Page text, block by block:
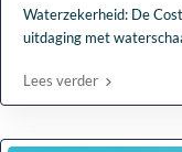
Waterzekerheid: De
uitdaging met
Lees verder